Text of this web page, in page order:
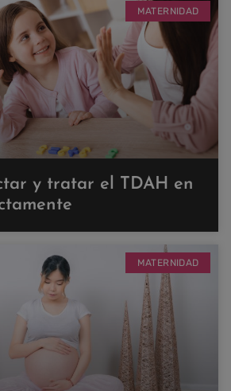
MATERNIDAD
y tratar el TDAH en
MATERNIDAD